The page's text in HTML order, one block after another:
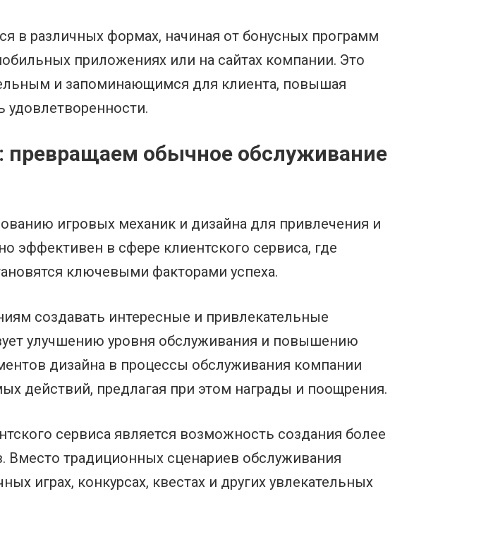
в различных формах, начиная от бонусных программ
приложениях или на сайтах компании. Это
и запоминающимся для клиента, повышая
удовлетворенности.
превращаем обычное обслуживание
игровых механик и дизайна для привлечения и
эффективен в сфере клиентского сервиса, где
ключевыми факторами успеха.
создавать интересные и привлекательные
улучшению уровня обслуживания и повышению
дизайна в процессы обслуживания компании
действий, предлагая при этом награды и поощрения.
сервиса является возможность создания более
Вместо традиционных сценариев обслуживания
играх, конкурсах, квестах и других увлекательных